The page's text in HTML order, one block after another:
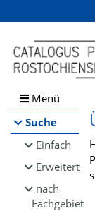
Browsen
direkt zum Inhalt
Menü
Suche
Einfach
Erweitert
nach
Fachgebiet